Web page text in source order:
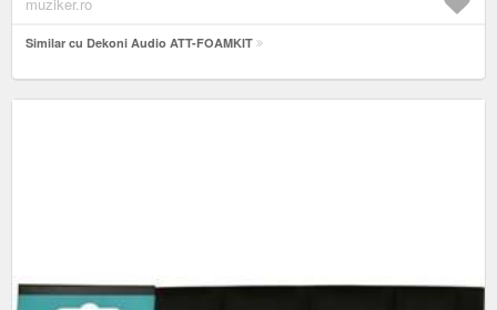
Similar cu Dekoni Audio ATT-FOAMKIT